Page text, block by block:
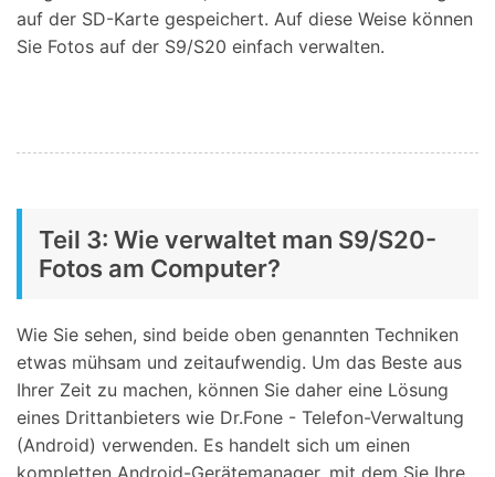
auf der SD-Karte gespeichert. Auf diese Weise können
Sie Fotos auf der S9/S20 einfach verwalten.
Teil 3: Wie verwaltet man S9/S20-
Fotos am Computer?
Wie Sie sehen, sind beide oben genannten Techniken
etwas mühsam und zeitaufwendig. Um das Beste aus
Ihrer Zeit zu machen, können Sie daher eine Lösung
eines Drittanbieters wie Dr.Fone - Telefon-Verwaltung
(Android) verwenden. Es handelt sich um einen
kompletten Android-Gerätemanager, mit dem Sie Ihre